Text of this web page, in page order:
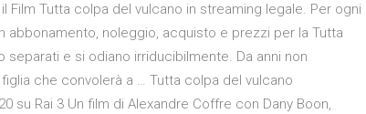
Film Tutta colpa del vulcano in streaming legale. Per ogni
abbonamento, noleggio, acquisto e prezzi per la Tutta
e si odiano irriducibilmente. Da anni non
che convolerà a … Tutta colpa del vulcano
su Rai 3 Un film di Alexandre Coffre con Dany Boon,